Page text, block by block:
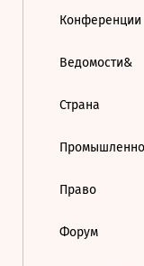
Конференции
Ведомости&
Страна
Право
Форум